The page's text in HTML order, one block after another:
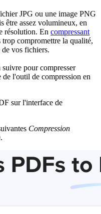
JPG ou une image PNG
être assez volumineux, en
résolution. En compressant
compromettre la qualité,
vos fichiers.
suivre pour compresser
l'outil de compression en
sur l'interface de
Compression
.